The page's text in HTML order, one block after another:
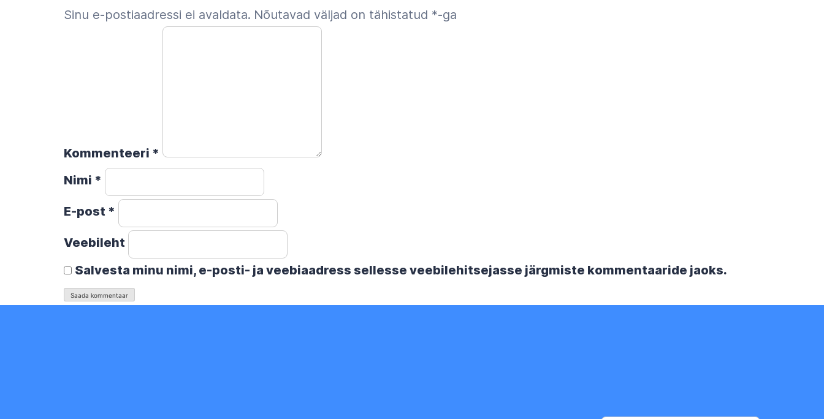
Sinu e-postiaadressi ei avaldata. Nõutavad väljad on tähistatud *-ga
Kommenteeri *
Nimi *
E-post *
Veebileht
Salvesta minu nimi, e-posti- ja veebiaadress sellesse veebilehitsejasse järgmiste kommentaaride jaoks.